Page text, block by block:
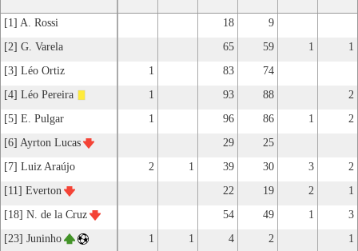
[1] A. Rossi 18
9
[2] G. Varela
65 59 1
1
[3] Léo Ortiz
1 83
74
[4] Léo Pereira
1 93 88
2
[5] E. Pulgar
1 96 86 1
2
[6] Ayrton Lucas
29
25
[7] Luiz Araújo
2 1 39 30 3
2
[11] Everton
22 19 2
1
[18] N. de la Cruz
54 49 1
3
[23] Juninho
1 1 4 2
1